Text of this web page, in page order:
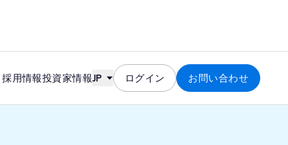
採用情報投資家情報JP ログイン お問い合わせ